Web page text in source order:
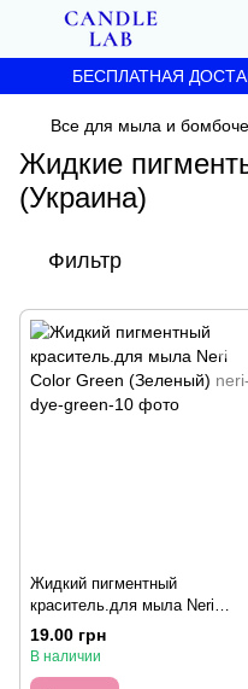
БЕСПЛАТНАЯ
Все для мыла и
Жидкие
(Украина)
Фильтр
Жидкий пигментный
краситель.для мыла Neri
Color Green (Зеленый), 10
грамм
19.00 грн
В наличии